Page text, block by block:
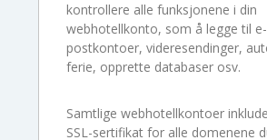
kontrollere alle funksjonene i din
webhotellkonto, som å legge til e-
postkontoer, videresendinger,
ferie, opprette databaser osv.
Samtlige webhotellkontoer
SSL-sertifikat for alle domenene